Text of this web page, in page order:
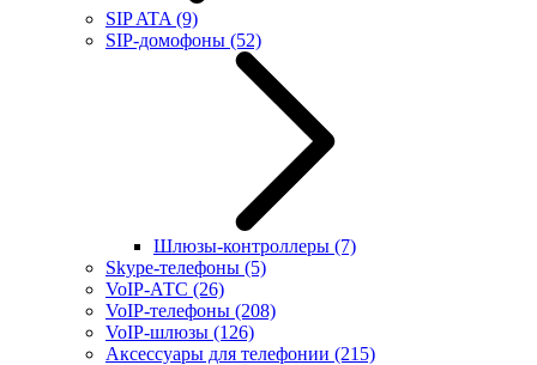
SIP ATA (9)
SIP-домофоны (52)
Шлюзы-контроллеры (7)
Skype-телефоны (5)
VoIP-АТС (26)
VoIP-телефоны (208)
VoIP-шлюзы (126)
Аксессуары для телефонии (215)